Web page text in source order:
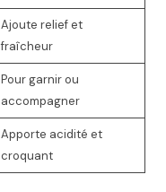
Ajoute relief et
fraîcheur
Pour garnir ou
accompagner
Apporte acidité et
croquant